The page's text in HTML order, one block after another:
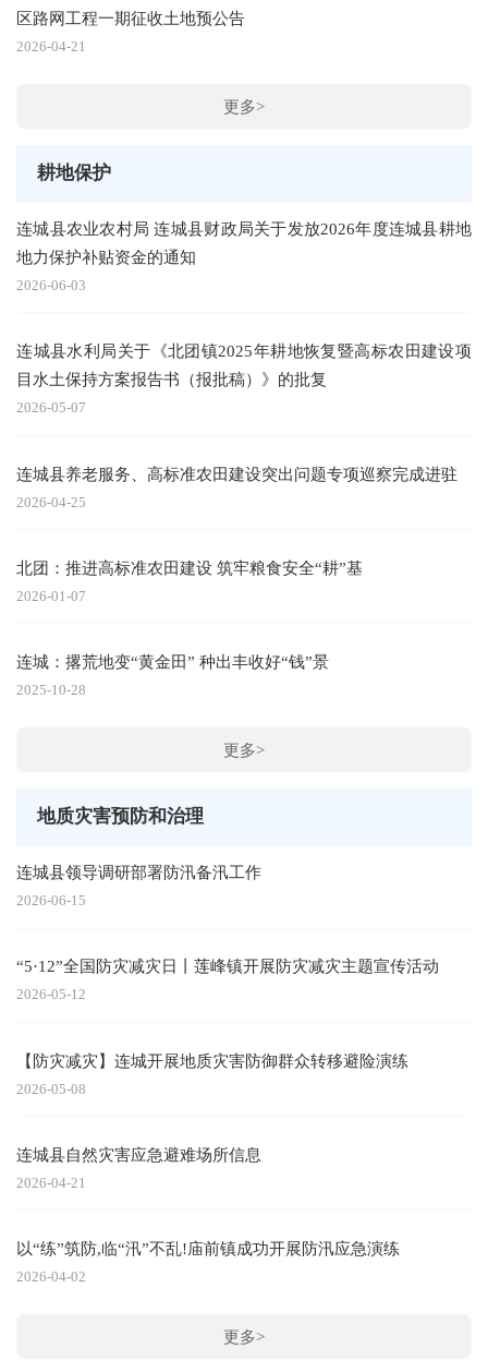
区路网工程一期征收土地预公告
2026-04-21
更多>
耕地保护
连城县农业农村局 连城县财政局关于发放2026年度连城县耕地
地力保护补贴资金的通知
2026-06-03
连城县水利局关于《北团镇2025年耕地恢复暨高标农田建设项
目水土保持方案报告书（报批稿）》的批复
2026-05-07
连城县养老服务、高标准农田建设突出问题专项巡察完成进驻
2026-04-25
北团：推进高标准农田建设 筑牢粮食安全“耕”基
2026-01-07
连城：撂荒地变“黄金田” 种出丰收好“钱”景
2025-10-28
更多>
地质灾害预防和治理
连城县领导调研部署防汛备汛工作
2026-06-15
“5·12”全国防灾减灾日丨莲峰镇开展防灾减灾主题宣传活动
2026-05-12
【防灾减灾】连城开展地质灾害防御群众转移避险演练
2026-05-08
连城县自然灾害应急避难场所信息
2026-04-21
以“练”筑防,临“汛”不乱!庙前镇成功开展防汛应急演练
2026-04-02
更多>